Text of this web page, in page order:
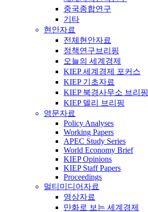
중국종합연구
기타
현안자료
전체현안자료
정책연구브리핑
오늘의 세계경제
KIEP 세계경제 포커스
KIEP 기초자료
KIEP 북경사무소 브리핑
KIEP 델리 브리핑
영문자료
Policy Analyses
Working Papers
APEC Study Series
World Economy Brief
KIEP Opinions
KIEP Staff Papers
Proceedings
멀티미디어자료
영상자료
만화로 보는 세계경제